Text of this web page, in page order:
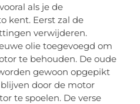
als je de
kent. Eerst zal de
verwijderen.
olie toegevoegd om
te behouden. De oude
gewoon opgepikt
door de motor
te spoelen. De verse